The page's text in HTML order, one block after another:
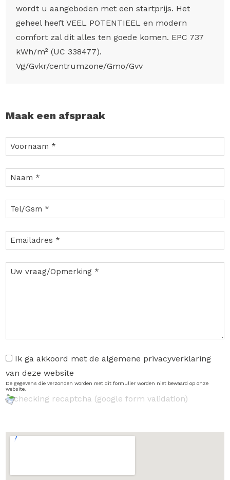
wordt u aangeboden met een startprijs. Het
geheel heeft VEEL POTENTIEEL en modern
comfort zal dit alles ten goede komen. EPC 737
kWh/m² (UC 338477).
Vg/Gvkr/centrumzone/Gmo/Gvv
Maak een afspraak
Ik ga akkoord met de algemene privacyverklaring
van deze website
De gegevens die verzonden worden met dit formulier worden niet bewaard op onze
website.
checking recaptcha (google form validation)